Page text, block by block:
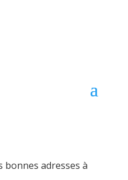
bonnes adresses à